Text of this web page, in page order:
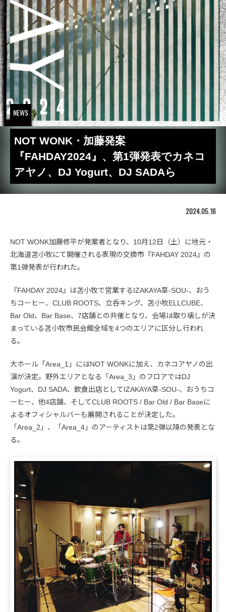
NEWS
NOT WONK・加藤発案
『FAHDAY2024』、第1弾発表でカネコ
アヤノ、DJ Yogurt、DJ SADAら
2024.05.16
NOT WONK加藤修平が発案者となり、10月12日（土）に地元・
北海道苫小牧にて開催される表現の交換市『FAHDAY 2024』の
第1弾発表が行われた。
『FAHDAY 2024』は苫小牧で営業するIZAKAYA草-SOU-、おう
ちコーヒー、CLUB ROOTS、立呑キング、苫小牧ELLCUBE、
Bar Old、Bar Base、7店舗との共催となり、会場は取り壊しが決
まっている苫小牧市民会館全域を4つのエリアに区分し行われ
る。
大ホール「Area_1」にはNOT WONKに加え、カネコアヤノの出
演が決定。野外エリアとなる「Area_3」のフロアではDJ
Yogurt、DJ SADA、飲食出店としてIZAKAYA草-SOU-、おうちコ
ーヒー、他4店舗、そしてCLUB ROOTS / Bar Old / Bar Baseに
よるオフィシャルバーも展開されることが決定した。
「Area_2」、「Area_4」のアーティストは第2弾以降の発表とな
る。